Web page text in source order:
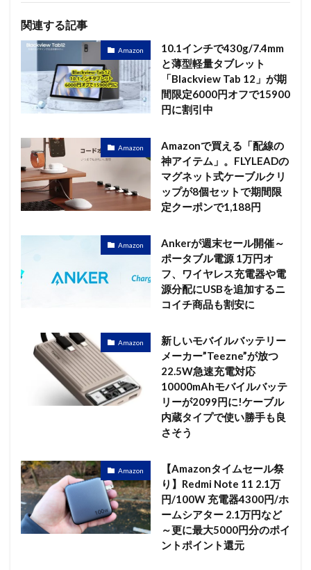
関連する記事
Amazon
10.1インチで430g/7.4mm
と薄型軽量タブレット
「Blackview Tab 12」が期
間限定6000円オフで15900
円に割引中
Amazon
Amazonで買える「配線の
神アイテム」。FLYLEADの
マグネット式ケーブルクリ
ップが8個セットで期間限
定クーポンで1,188円
Amazon
Ankerが週末セール開催～
ポータブル電源 1万円オ
フ、ワイヤレス充電器や電
源分配にUSBを追加するニ
コイチ商品も割安に
Amazon
新しいモバイルバッテリー
メーカー”Teezne”が放つ
22.5W急速充電対応
10000mAhモバイルバッテ
リーが2099円に!ケーブル
内蔵タイプで使い勝手も良
さそう
Amazon
【Amazonタイムセール祭
り】Redmi Note 11 2.1万
円/100W 充電器4300円/ホ
ームシアター 2.1万円など
～更に最大5000円分のポイ
ントポイント還元